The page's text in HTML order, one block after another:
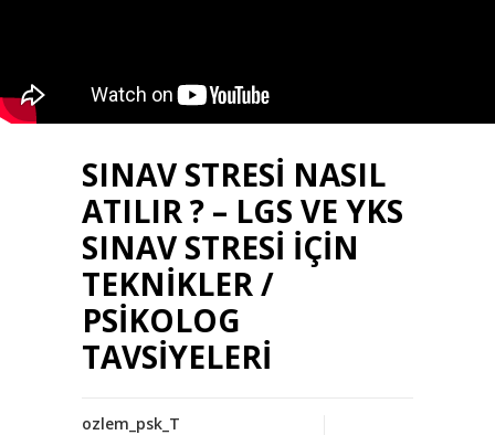
SINAV STRESİ NASIL
ATILIR ? – LGS VE YKS
SINAV STRESİ İÇİN
TEKNİKLER /
PSİKOLOG
TAVSİYELERİ
ozlem_psk_T